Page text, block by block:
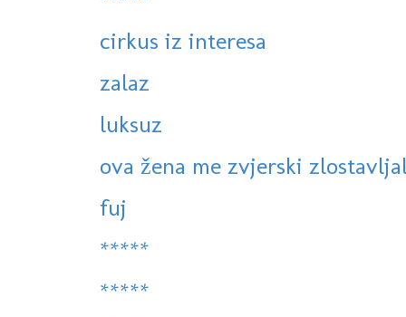
cirkus iz interesa
zalaz
luksuz
ova žena me zvjerski
fuj
*****
*****